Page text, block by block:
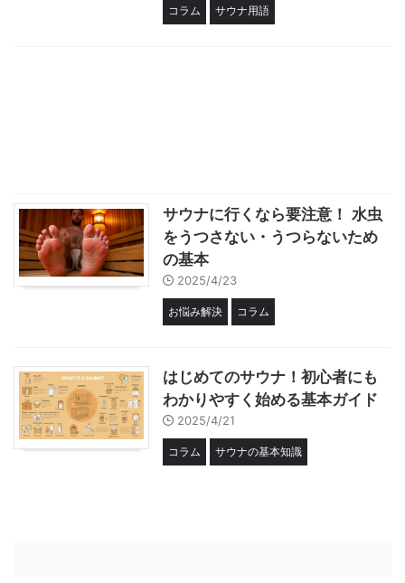
コラム サウナ用語
サウナに行くなら要注意！ 水虫
をうつさない・うつらないため
の基本
2025/4/23
お悩み解決 コラム
はじめてのサウナ！初心者にも
わかりやすく始める基本ガイド
2025/4/21
コラム サウナの基本知識